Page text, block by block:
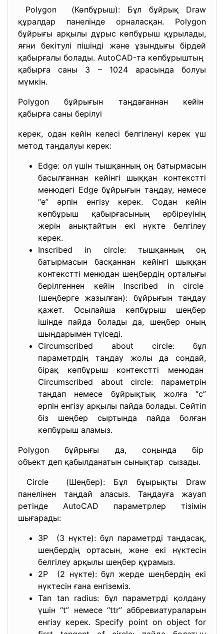
Polygon (Көпбұрыш): Бұл бұйрық Draw
құралдар панелінде орналасқан. Polygon
бұйрығы арқылы дұрыс көпбұрыш құрылады,
яғни бекітулі пішінді және ұзындығы бірдей
қабырғалы болады. AutoCAD-та көпбұрыштың
қабырға саны 3 – 1024 арасында болуы
мүмкін.
Polygon бұйрығын таңдағаннан кейін
қабырға саны берілуі
керек, одан кейін келесі белгіленуі керек үш
метод таңдалуы керек:
Edge: ол үшін тышқанның оң батырмасын
басылғаннан кейінгі шыққан контекстті
менюдегі Edge бұйрығын таңдау, немесе
“е” әрпін енгізу керек. Содан кейін
көпбұрыш қабырғасының әрбіреуінің
жерін анықтайтын екі нүкте белгілеу
керек.
Inscribed in circle: тышқанның оң
батырмасын басқаннан кейінгі шыққан
контекстті менюдан шеңбердің орталығы
берілгеннен кейін Inscribed in circle
(шеңберге жазылған): бұйрығын таңдау
қажет. Осылайша көпбұрыш шеңбер
ішінде пайда болады да, шеңбер оның
шыңдарымен түіседі.
Circumscribed about circle: бұл
параметрдің таңдау жолы да сондай,
бірақ көпбұрыш контекстті менюдан
Circumscribed about circle: параметрін
таңдап немесе бұйрықтық жолға “с”
әрпін енгізу арқылы пайда болады. Сөйтіп
біз шеңбер сыртында пайда болған
көпбұрыш аламыз.
Polygon бұйрығы да, соңында бір
объект деп қабылданатын сынықтар сызады.
Circle (Шеңбер): Бұл бұырықты Draw
панелінен таңдай аласыз. Таңдауға жауап
ретінде AutoCAD параметрлер тізімін
шығарады:
3Р (3 нүкте): бұл параметрді таңдасақ,
шеңбердің ортасын, және екі нүктесін
белгілеу арқылы шеңбер құрамыз.
2Р (2 нүкте): бұл жерде шеңбердің екі
нүктесін ғана енгіземіз.
Tan tan radius: бұл параметрді қолдану
үшін “t” немесе “ttr” аббревиатураларын
енгізу керек. Specify point on object for